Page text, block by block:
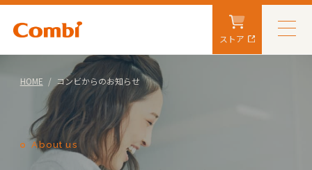
ストア
HOME コンビからのお知らせ
About us